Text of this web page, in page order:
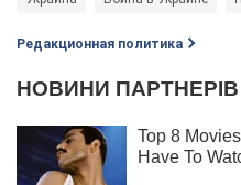
Редакционная политика